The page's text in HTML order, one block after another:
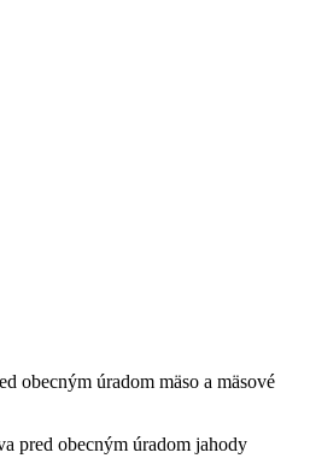
obecným úradom mäso a mäsové
pred obecným úradom jahody